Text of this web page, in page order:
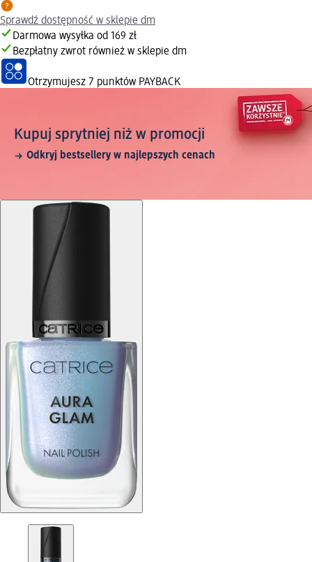
Sprawdź dostępność w sklepie dm
Darmowa wysyłka od 169 zł
Bezpłatny zwrot również w sklepie dm
Otrzymujesz 7 punktów PAYBACK
Kupuj sprytniej niż w promocji
Odkryj bestsellery w najlepszych cenach